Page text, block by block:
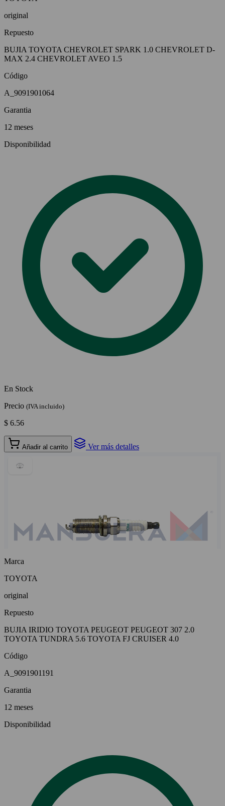
original
Repuesto
BUJIA TOYOTA CHEVROLET SPARK 1.0 CHEVROLET D-
MAX 2.4 CHEVROLET AVEO 1.5
Código
A_9091901064
Garantia
12 meses
Disponibilidad
En Stock
Precio (IVA incluido)
$ 6.56
Añadir al carrito Ver más detalles
Marca
TOYOTA
original
Repuesto
BUJIA IRIDIO TOYOTA PEUGEOT PEUGEOT 307 2.0
TOYOTA TUNDRA 5.6 TOYOTA FJ CRUISER 4.0
Código
A_9091901191
Garantia
12 meses
Disponibilidad